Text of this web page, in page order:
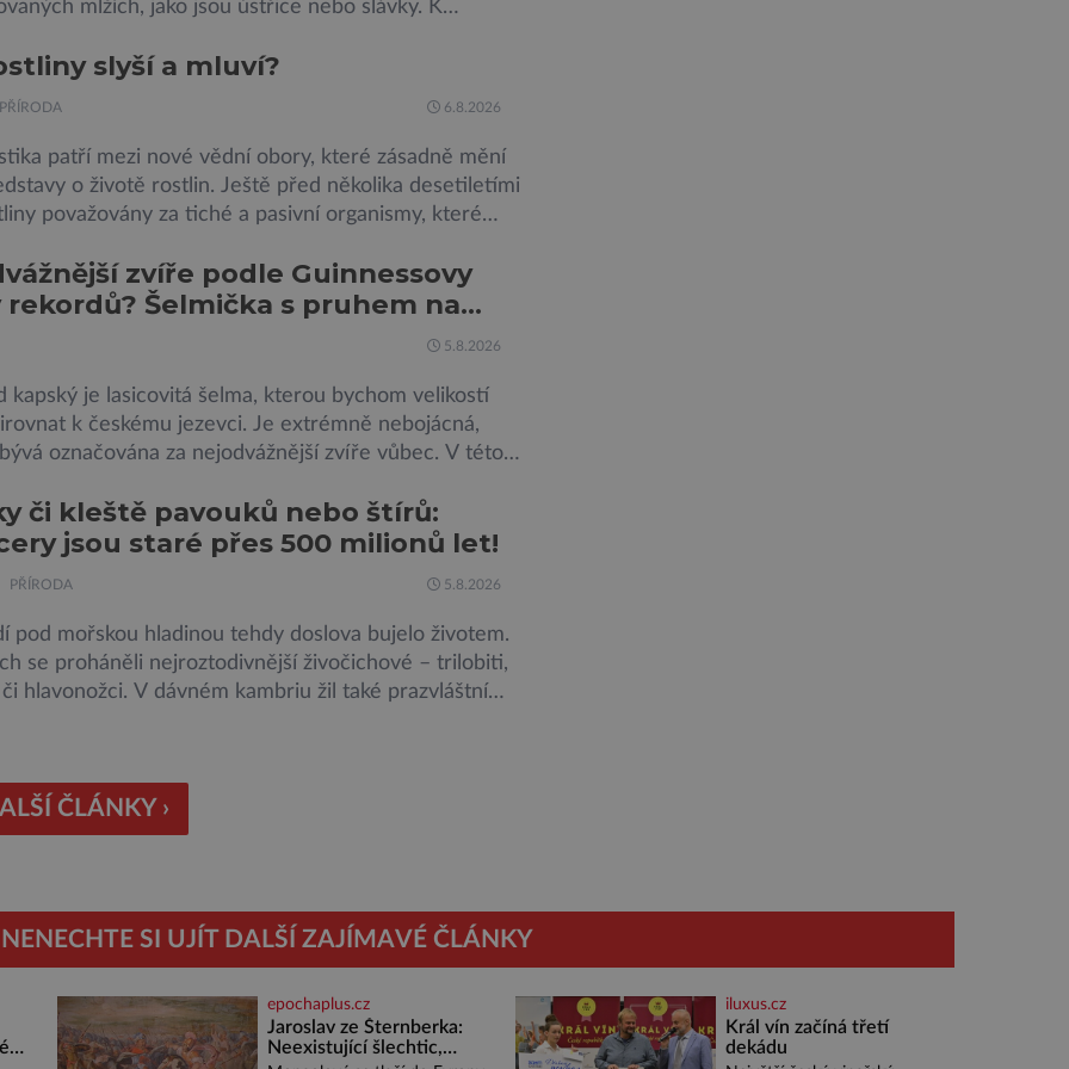
mlžích, jako jsou ústřice nebo slávky. K
Dosud proti tomuto jedu neexistovala protilátka,
vědci objevili, ovšem její zdroj je […]
slyší a mluví?
PŘÍRODA 6.8.2026
patří mezi nové vědní obory, které zásadně mění
o životě rostlin. Ještě před několika desetiletími
považovány za tiché a pasivní organismy, které
že skutečnost je mnohem zajímavější. Rostliny totiž
své okolí vnímat prostřednictvím mechanických
samy také vydávají zvuky […]
zvíře podle Guinnessovy
Šelmička s pruhem na
5.8.2026
kapský je lasicovitá šelma, kterou bychom velikostí
k českému jezevci. Je extrémně nebojácná,
označována za nejodvážnější zvíře vůbec. V této
svému názvu nežije pouze v jižní Africe, ale
je mu valná část černého kontinentu a vyskytuje se
či kleště pavouků nebo štírů:
jsou staré přes 500 milionů let!
PŘÍRODA 5.8.2026
pod mořskou hladinou tehdy doslova bujelo životem.
se proháněli nejroztodivnější živočichové – trilobiti,
hlavonožci. V dávném kambriu žil také prazvláštní
právě […]
ČLÁNKY ›
NENECHTE SI UJÍT DALŠÍ ZAJÍMAVÉ ČLÁNKY
epochaplus.cz
Jaroslav ze Šternberka:
Neexistující šlechtic,
iluxus.cz
Král vín začíná třetí
dekádu